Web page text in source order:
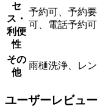
セ
ス・
利便
性
予約可、予約
可、電話予約
その
他
雨樋洗浄、レ
ユーザーレビュー